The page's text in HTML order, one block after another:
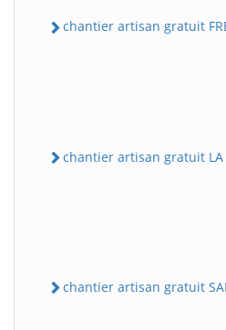
chantier artisan gratuit
chantier artisan gratuit LA
chantier artisan gratuit